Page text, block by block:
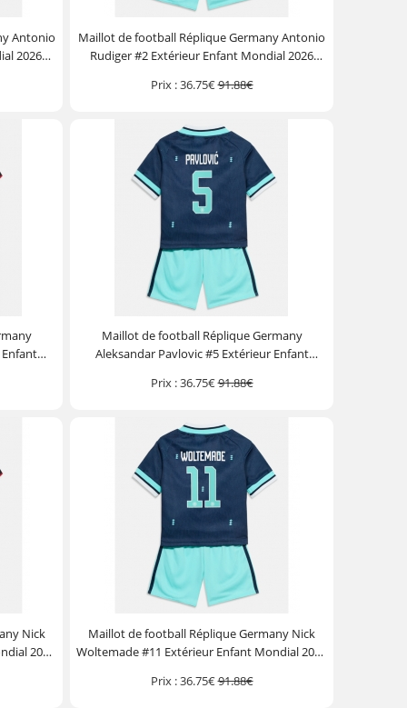
Antonio
2026
Maillot de football Réplique Germany Antonio
Rudiger #2 Extérieur Enfant Mondial 2026
Prix :36.75€91.88€
Maillot de football Réplique Germany
Aleksandar Pavlovic #5 Extérieur Enfant
court)
Prix :36.75€91.88€
Nick
2026
Maillot de football Réplique Germany Nick
Woltemade #11 Extérieur Enfant Mondial 2026
Prix :36.75€91.88€